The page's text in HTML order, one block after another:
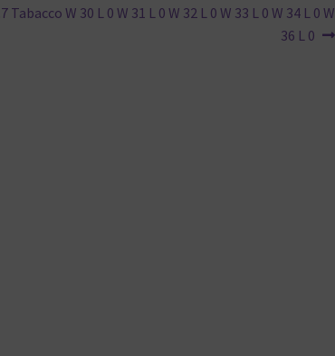
Tabacco W 30 L 0 W 31 L 0 W 32 L 0 W 33 L 0 W 34 L 0 W
36 L 0